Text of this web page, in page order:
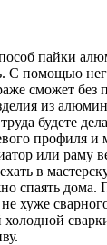
пайки
С помощью
сможет без
из
будете
профиля и
или раму
в
спаять дома.
хуже